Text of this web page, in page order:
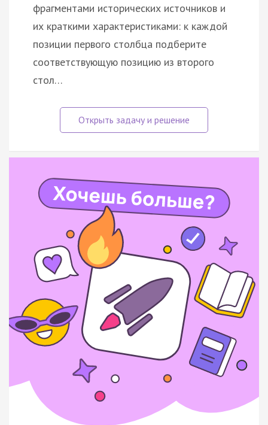
фрагментами исторических источников и
их краткими характеристиками: к каждой
позиции первого столбца подберите
соответствующую позицию из второго
стол…